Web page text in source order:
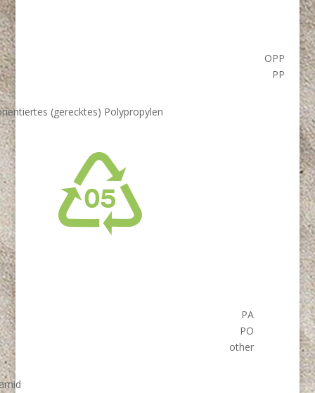
OPP
PP
(gerecktes) Polypropylen
PA
PO
other